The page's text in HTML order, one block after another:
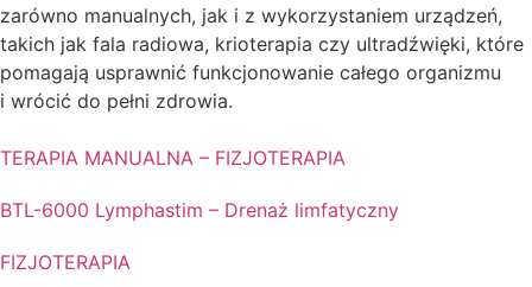
zarówno manualnych, jak i z wykorzystaniem urządzeń,
takich jak fala radiowa, krioterapia czy ultradźwięki, które
pomagają usprawnić funkcjonowanie całego organizmu
i wrócić do pełni zdrowia.
TERAPIA MANUALNA – FIZJOTERAPIA
BTL-6000 Lymphastim – Drenaż limfatyczny
FIZJOTERAPIA